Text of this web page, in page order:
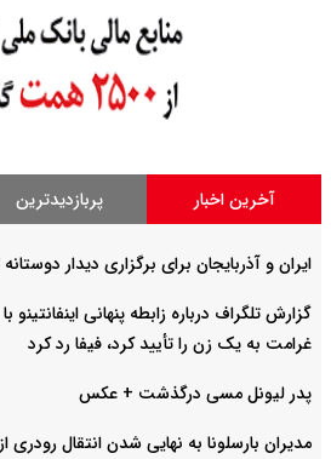
آخرین اخبار پربازدیدترین
ایران و آذربایجان برای برگزاری دیدار
گزارش تلگراف درباره زابطه پنهانی
غرامت به یک زن را تأیید کرد، فیفا رد کرد
پدر لیونل مسی درگذشت + عکس
مدیران بارسلونا به نهایی شدن انتقال